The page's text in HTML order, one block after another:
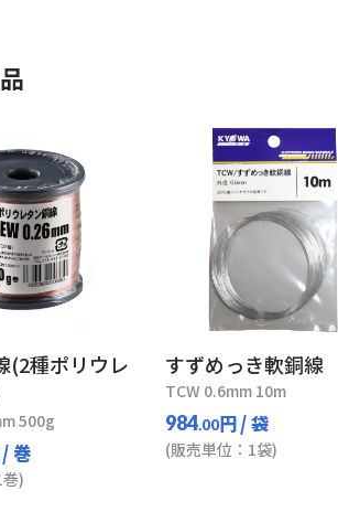
(2種ポリウレ
500g
/ 巻
)
すずめっき軟銅線
TCW 0.6mm 10m
984.00円/ 袋
(販売単位：1袋)